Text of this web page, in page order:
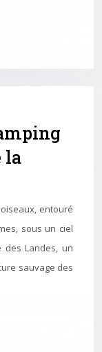
la
entouré
sous un ciel
des Landes, un
sauvage des